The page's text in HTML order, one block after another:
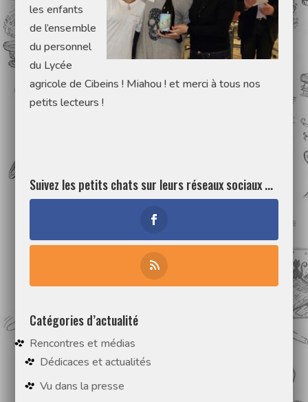
les enfants
de l’ensemble
du personnel
du Lycée
agricole de Cibeins ! Miahou ! et merci à tous nos
petits lecteurs !
Suivez les petits chats sur leurs réseaux sociaux ...
Catégories d’actualité
Rencontres et médias
Dédicaces et actualités
Vu dans la presse